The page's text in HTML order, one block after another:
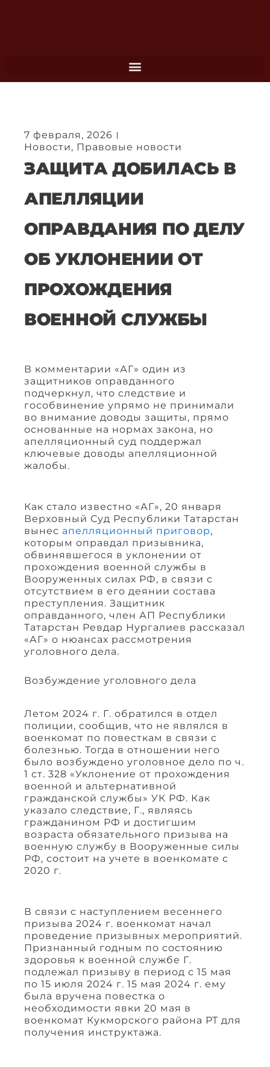
7 февраля, 2026
Новости, Правовые новости
ЗАЩИТА ДОБИЛАСЬ В
АПЕЛЛЯЦИИ
ОПРАВДАНИЯ ПО ДЕЛУ
ОБ УКЛОНЕНИИ ОТ
ПРОХОЖДЕНИЯ
ВОЕННОЙ СЛУЖБЫ
В комментарии «АГ» один из
защитников оправданного
подчеркнул, что следствие и
гособвинение упрямо не принимали
во внимание доводы защиты, прямо
основанные на нормах закона, но
апелляционный суд поддержал
ключевые доводы апелляционной
жалобы.
Как стало известно «АГ», 20 января
Верховный Суд Республики Татарстан
вынес апелляционный приговор,
которым оправдал призывника,
обвинявшегося в уклонении от
прохождения военной службы в
Вооруженных силах РФ, в связи с
отсутствием в его деянии состава
преступления. Защитник
оправданного, член АП Республики
Татарстан Ревдар Нургалиев рассказал
«АГ» о нюансах рассмотрения
уголовного дела.
Возбуждение уголовного дела
Летом 2024 г. Г. обратился в отдел
полиции, сообщив, что не являлся в
военкомат по повесткам в связи с
болезнью. Тогда в отношении него
было возбуждено уголовное дело по ч.
1 ст. 328 «Уклонение от прохождения
военной и альтернативной
гражданской службы» УК РФ. Как
указало следствие, Г., являясь
гражданином РФ и достигшим
возраста обязательного призыва на
военную службу в Вооруженные силы
РФ, состоит на учете в военкомате с
2020 г.
В связи с наступлением весеннего
призыва 2024 г. военкомат начал
проведение призывных мероприятий.
Признанный годным по состоянию
здоровья к военной службе Г.
подлежал призыву в период с 15 мая
по 15 июля 2024 г. 15 мая 2024 г. ему
была вручена повестка о
необходимости явки 20 мая в
военкомат Кукморского района РТ для
получения инструктажа.